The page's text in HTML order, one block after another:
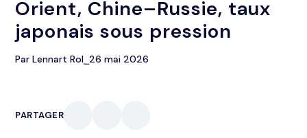
Orient, Chine–Russie, taux
japonais sous pression
Par Lennart Rol 26 mai 2026
PARTAGER